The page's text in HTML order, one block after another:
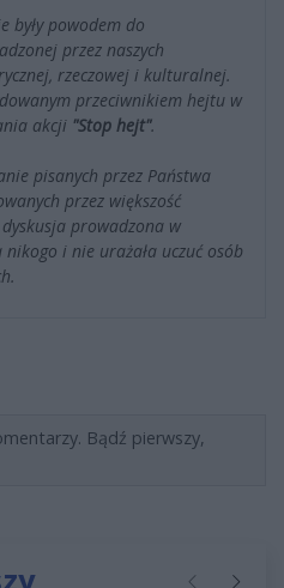
były powodem do
przez naszych
rzeczowej i kulturalnej.
przeciwnikiem hejtu w
akcji "Stop hejt".
pisanych przez Państwa
przez większość
dyskusja prowadzona w
i nie urażała uczuć osób
Bądź pierwszy,